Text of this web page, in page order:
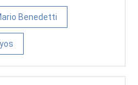
Benedetti